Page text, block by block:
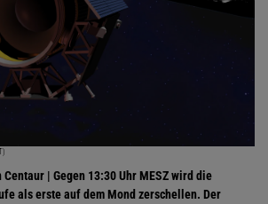
Centaur | Gegen 13:30 Uhr MESZ wird die
als erste auf dem Mond zerschellen. Der